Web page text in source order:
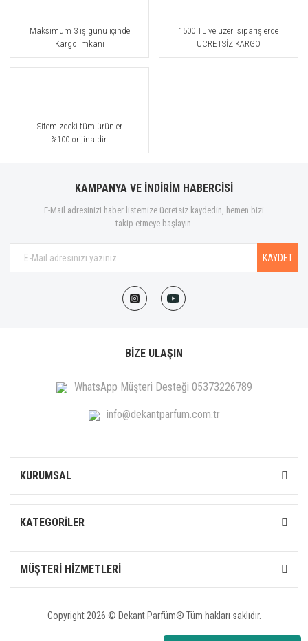
Maksimum 3 iş günü içinde
Kargo İmkanı
1500 TL ve üzeri siparişlerde
ÜCRETSİZ KARGO
Sitemizdeki tüm ürünler
%100 orijinaldir.
KAMPANYA VE İNDİRİM HABERCİSİ
E-Mail adresinizi haber listemize ücretsiz kaydedin, hemen bizi
takip etmeye başlayın.
KAYDET
BİZE ULAŞIN
WhatsApp Müşteri Desteği 05373226789
info@dekantparfum.com.tr
KURUMSAL
KATEGORİLER
MÜŞTERİ HİZMETLERİ
Copyright 2026 © Dekant Parfüm® Tüm hakları saklıdır.